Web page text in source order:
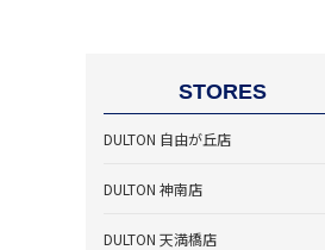
STORES
DULTON 自由が丘店
DULTON 神南店
DULTON 天満橋店